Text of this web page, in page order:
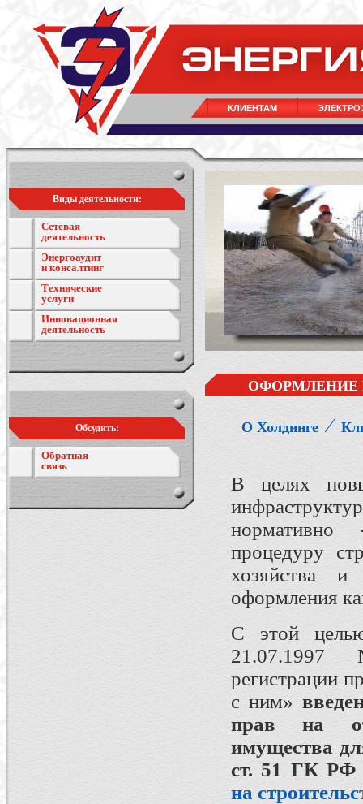
КЛИЕНТАМ
Виды деятельности:
Сетевая
деятельность
Энергоаудит
и консалтинг
Технические
услуги
Инновационная
деятельность
Обсудить:
Обратная
связь
ОФОРМЛЕНИЕ
О Холдинге ⁄
В целях
процедуру
хозяйства и
оформления
С этой
21.07.1997
регистрации
с ним»
прав на
имущества
ст. 51 ГК
на